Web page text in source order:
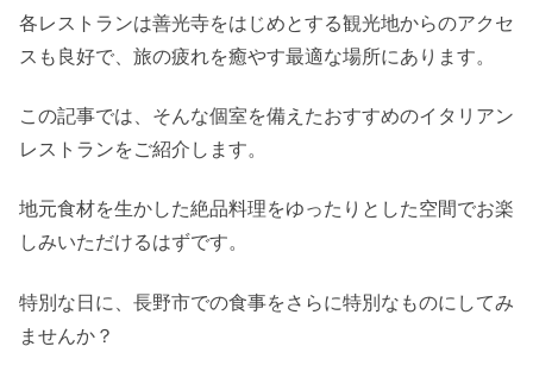
各レストランは善光寺をはじめとする観光地からのアクセ
スも良好で、旅の疲れを癒やす最適な場所にあります。
この記事では、そんな個室を備えたおすすめのイタリアン
レストランをご紹介します。
地元食材を生かした絶品料理をゆったりとした空間でお楽
しみいただけるはずです。
特別な日に、長野市での食事をさらに特別なものにしてみ
ませんか？